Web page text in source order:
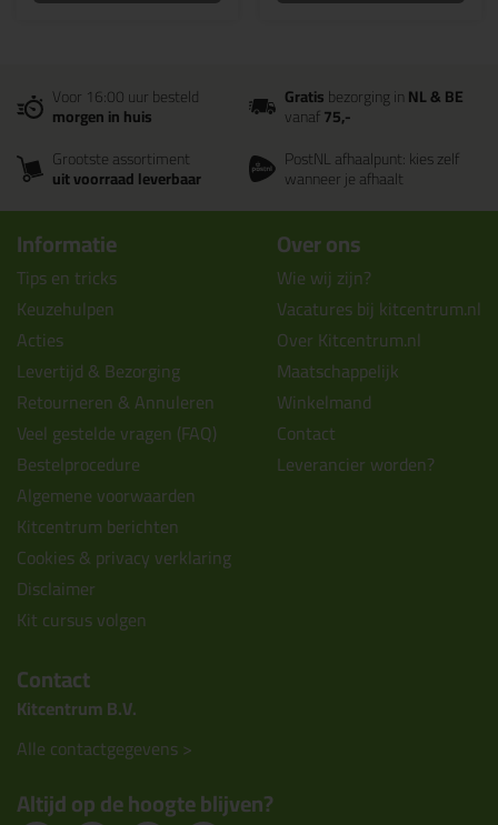
Voor 16:00 uur besteld
morgen in huis
Gratisbezorging inNL & BE
vanaf75,-
Grootste assortiment
uit voorraad leverbaar
PostNL afhaalpunt: kies zelf
wanneer je afhaalt
Informatie
Tips en tricks
Keuzehulpen
Acties
Levertijd & Bezorging
Retourneren & Annuleren
Veel gestelde vragen (FAQ)
Bestelprocedure
Algemene voorwaarden
Kitcentrum berichten
Cookies & privacy verklaring
Disclaimer
Kit cursus volgen
Over ons
Wie wij zijn?
Vacatures bij kitcentrum.nl
Over Kitcentrum.nl
Maatschappelijk
Winkelmand
Contact
Leverancier worden?
Contact
Kitcentrum B.V.
Alle contactgegevens >
Altijd op de hoogte blijven?